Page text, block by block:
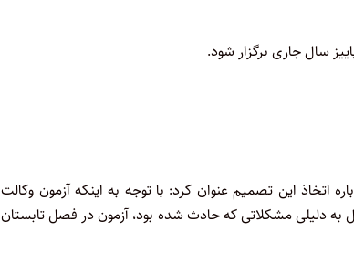
سال جاری برگزار شود.
اتخاذ این تصمیم عنوان کرد:‌ با توجه به اینکه آزمون وکالت
دلیلی مشکلاتی که حادث شده بود، آزمون در فصل تابستان